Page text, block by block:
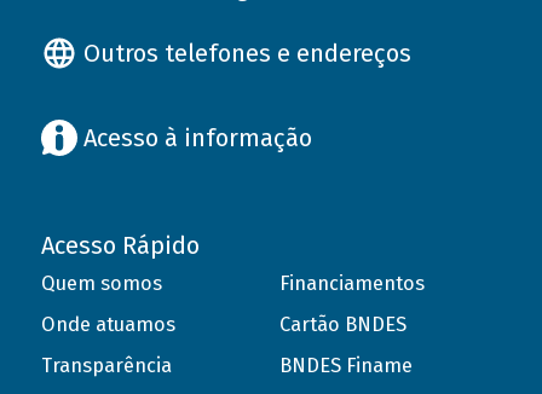
Outros telefones e endereços
Acesso à informação
Acesso Rápido
Quem somos
Onde atuamos
Transparência
Financiamentos
Cartão BNDES
BNDES Finame